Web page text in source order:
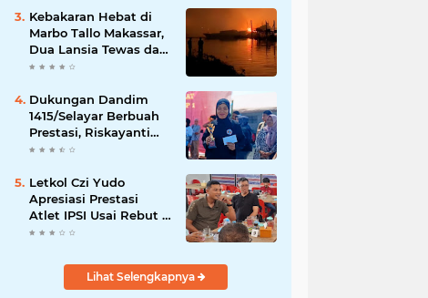
Kebakaran Hebat di
Marbo Tallo Makassar,
Dua Lansia Tewas dan
Ratusan Warga
Dukungan Dandim
1415/Selayar Berbuah
Prestasi, Riskayanti
Rafian Rebut Emas di
Championship
Letkol Czi Yudo
Apresiasi Prestasi
Atlet IPSI Usai Rebut 4
Medali di Makassar
Lihat Selengkapnya